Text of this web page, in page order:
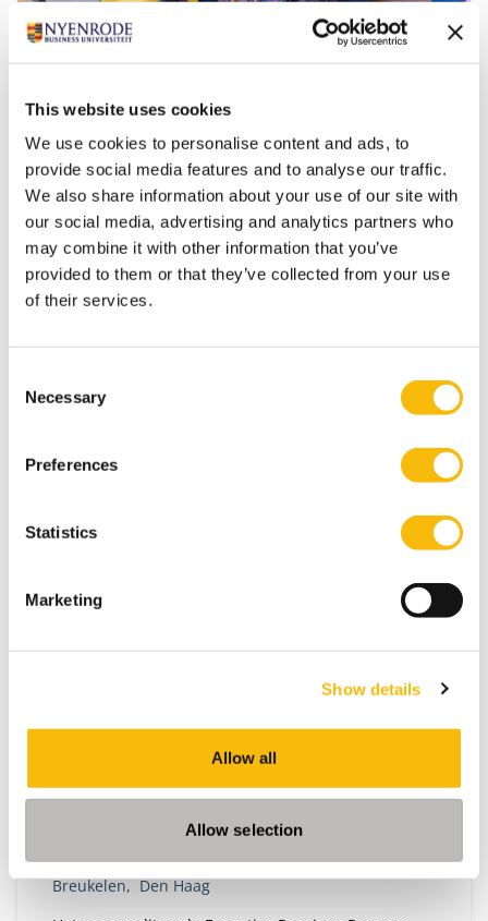
This website uses cookies
We use cookies to personalise content and ads, to
provide social media features and to analyse our traffic.
We also share information about your use of our site with
our social media, advertising and analytics partners who
may combine it with other information that you’ve
provided to them or that they’ve collected from your use
of their services.
Selection
Necessary
Preferences
Statistics
Marketing
Show details
Allow all
Allow selection
Als HR en OR Wtp-proof |
Pensioensector
Startdatum:
Kan op ieder moment ingestapt worden
Taal:
Nederlands
Locatie:
Online
De Wtp verandert de pensioenregeling voor veel
veranderingen helder en correct te kunnen
uitleggen. Met SPO Wtp-proof bouwt het HR-team
Executive Pensions Program |
Pensioensector
12 januari 2027
Locatie:
Breukelen
Den Haag